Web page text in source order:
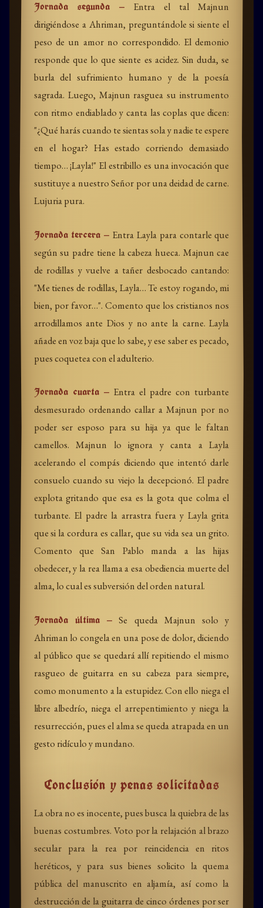
Jornada segunda —Entra el tal Majnun
dirigiéndose a Ahriman, preguntándole si siente el
peso de un amor no correspondido. El demonio
responde que lo que siente es acidez. Sin duda, se
burla del sufrimiento humano y de la poesía
sagrada. Luego, Majnun rasguea su instrumento
con ritmo endiablado y canta las coplas que dicen:
"¿Qué harás cuando te sientas sola y nadie te espere
en el hogar? Has estado corriendo demasiado
tiempo… ¡Layla!" El estribillo es una invocación que
sustituye a nuestro Señor por una deidad de carne.
Lujuria pura.
Jornada tercera — Entra Layla para contarle que
según su padre tiene la cabeza hueca. Majnun cae
de rodillas y vuelve a tañer desbocado cantando:
"Me tienes de rodillas, Layla… Te estoy rogando, mi
bien, por favor…". Comento que los cristianos nos
arrodillamos ante Dios y no ante la carne. Layla
añade en voz baja que lo sabe, y ese saber es pecado,
pues coquetea con el adulterio.
Jornada cuarta —Entra el padre con turbante
desmesurado ordenando callar a Majnun por no
poder ser esposo para su hija ya que le faltan
camellos. Majnun lo ignora y canta a Layla
acelerando el compás diciendo que intentó darle
consuelo cuando su viejo la decepcionó. El padre
explota gritando que esa es la gota que colma el
turbante. El padre la arrastra fuera y Layla grita
que si la cordura es callar, que su vida sea un grito.
Comento que San Pablo manda a las hijas
obedecer, y la rea llama a esa obediencia muerte del
alma, lo cual es subversión del orden natural.
Jornada última — Se queda Majnun solo y
Ahriman lo congela en una pose de dolor, diciendo
al público que se quedará allí repitiendo el mismo
rasgueo de guitarra en su cabeza para siempre,
como monumento a la estupidez. Con ello niega el
libre albedrío, niega el arrepentimiento y niega la
resurrección, pues el alma se queda atrapada en un
gesto ridículo y mundano.
Conclusión y penas solicitadas
La obra no es inocente, pues busca la quiebra de las
buenas costumbres. Voto por la relajación al brazo
secular para la rea por reincidencia en ritos
heréticos, y para sus bienes solicito la quema
pública del manuscrito en aljamía, así como la
destrucción de la guitarra de cinco órdenes por ser